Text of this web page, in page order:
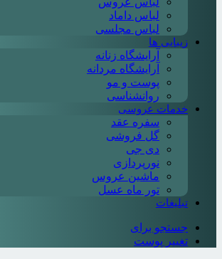
لباس داماد
لباس مجلسی
زیبایی ها
آرایشگاه زنانه
آرایشگاه مردانه
پوست و مو
روانشناسی
خدمات عروسی
سفره عقد
گل فروشی
دی جی
نورپردازی
ماشین عروس
تور ماه عسل
تبلیغات
جستجو برای
تغییر پوست